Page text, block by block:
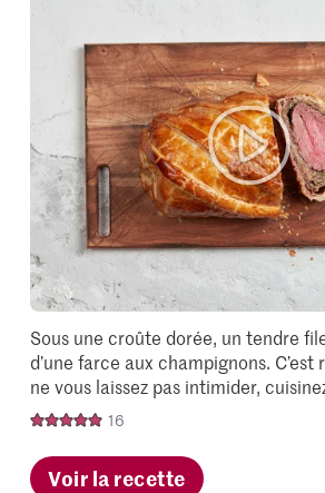
Sous une croûte dorée, un tendre
d’une farce aux champignons.
ne vous laissez pas intimider,
16
Voir la recette